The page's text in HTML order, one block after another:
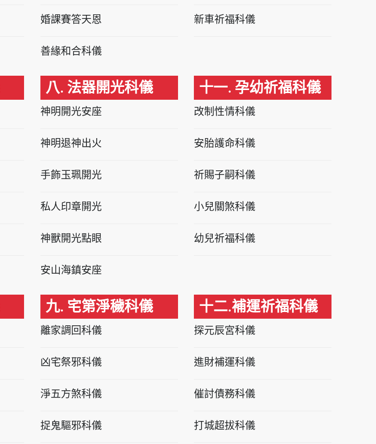
婚課賽答天恩
善緣和合科儀
八. 法器開光科儀
神明開光安座
神明退神出火
手飾玉珮開光
私人印章開光
神獸開光點眼
安山海鎮安座
九. 宅第淨穢科儀
離家調回科儀
凶宅祭邪科儀
淨五方煞科儀
捉鬼驅邪科儀
新車祈福科儀
十一. 孕幼祈福科儀
改制性情科儀
安胎護命科儀
祈賜子嗣科儀
小兒關煞科儀
幼兒祈福科儀
十二.補運祈福科儀
探元辰宮科儀
進財補運科儀
催討債務科儀
打城超拔科儀